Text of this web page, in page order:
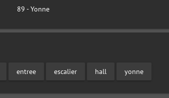
89 - Yonne
entree escalier hall yonne